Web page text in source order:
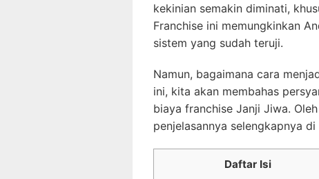
kekinian semakin diminati,
Franchise ini memungkinkan
sistem yang sudah teruji.
Namun, bagaimana cara
ini, kita akan membahas
biaya franchise Janji Jiwa.
penjelasannya selengkapnya
Daftar Isi